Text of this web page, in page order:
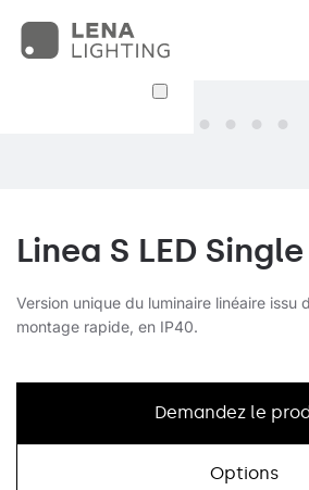
Linea S LED
Version unique du luminaire linéaire issu
montage rapide, en IP40.
Demandez le
Options